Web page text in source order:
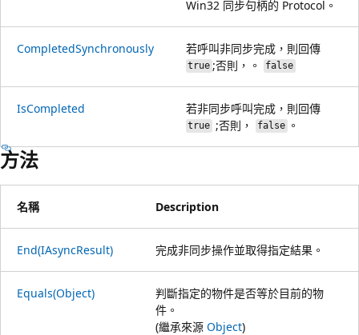
Win32 同步句柄的 Protocol。
CompletedSynchronously 若呼叫非同步完成，則回傳
true;否則，。 false
IsCompleted 若非同步呼叫完成，則回傳
true;否則， false。
方法
名稱 Description
End(IAsyncResult) 完成非同步操作並取得指定結果。
Equals(Object)
判斷指定的物件是否等於目前的物
件。
(繼承來源 Object)